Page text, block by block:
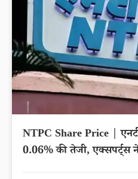
NTPC Share Price |
0.06% की तेजी, एक्सपर्ट्स